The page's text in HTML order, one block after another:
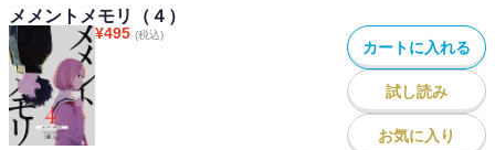
メメントメモリ（４）
¥495 (税込)
カートに入れる
試し読み
お気に入り